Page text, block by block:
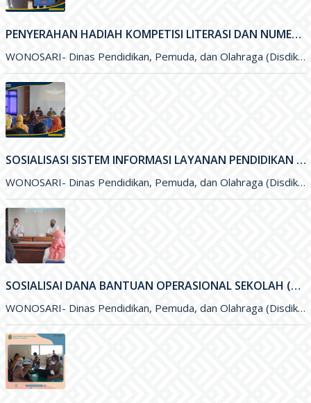
PENYERAHAN HADIAH KOMPETISI LITERASI DAN NUMERASI TINGKAT NASIONAL
WONOSARI- Dinas Pendidikan, Pemuda, dan Olahraga (Disdikpora) Kabupaten Gunungkidul bekerja sama dengan Pesona Edu, Bank BCA, dan Pabrik Minuman Hillo
SOSIALISASI SISTEM INFORMASI LAYANAN PENDIDIKAN (SILANDIK) TAHUN 2021
WONOSARI- Dinas Pendidikan, Pemuda, dan Olahraga (Disdikpora) Kabupaten Gunungkidul bersama Badan Perencanaan Pembangunan Daerah (Bappeda) Kabupaten Gunungkidul menyelenggarakan kegiatan Sosialisasi
SOSIALISAI DANA BANTUAN OPERASIONAL SEKOLAH (BOS) KINERJA TAHUN 2021
WONOSARI- Dinas Pendidikan, Pemuda, dan Olahraga (Disdikpora) Kabupaten Gunungkidul melalui Subbagian Perencanaan menyelengarakan kegiatan Sosialisai Dana Bantuan Operasional Sekolah (BOS